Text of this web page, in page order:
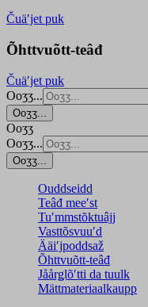
Čuäʹjet puk
Õhttvuõtt-teâđ
Čuäʹjet puk
Ooʒʒ...
Ooʒʒ...
Ooʒʒ
Ooʒʒ...
Ooʒʒ...
Ouddseidd
Teâđ meeʹst
Tuʹmmstõktuâjj
Vasttõsvuuʹd
Ääiʹjpoddsaž
Õhttvuõtt-teâđ
Jåårǥlõʹtti da tuulk
Mättmateriaalkaupp